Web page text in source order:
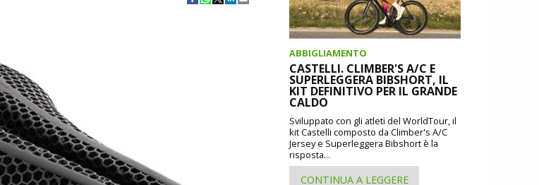
ABBIGLIAMENTO
CASTELLI. CLIMBER'S A/C E
SUPERLEGGERA BIBSHORT, IL
KIT DEFINITIVO PER IL GRANDE
CALDO
Sviluppato con gli atleti del WorldTour, il
kit Castelli composto da Climber's A/C
Jersey e Superleggera Bibshort è la
risposta...
CONTINUA A LEGGERE